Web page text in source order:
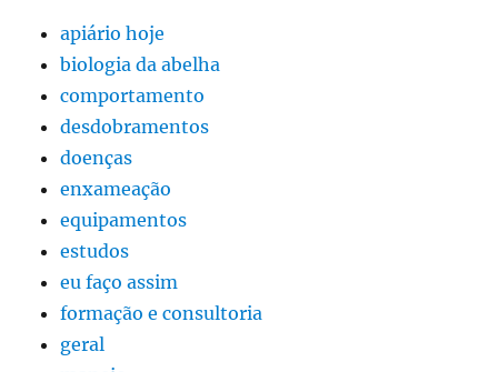
apiário hoje
biologia da abelha
comportamento
desdobramentos
doenças
enxameação
equipamentos
estudos
eu faço assim
formação e consultoria
geral